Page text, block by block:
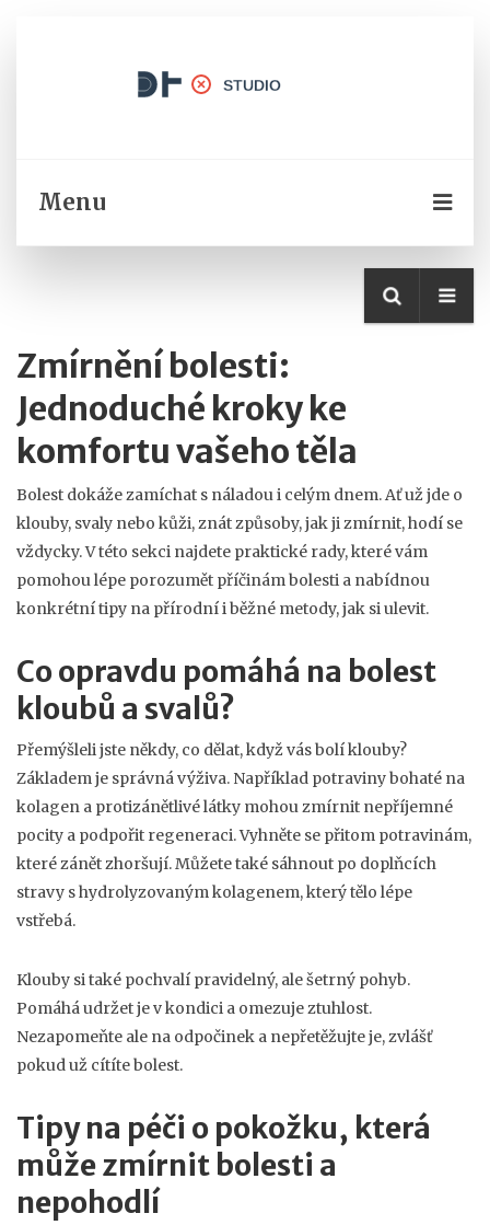
Menu
Zmírnění bolesti:
Jednoduché kroky ke
komfortu vašeho těla
Bolest dokáže zamíchat s náladou i celým dnem. Ať už jde o
klouby, svaly nebo kůži, znát způsoby, jak ji zmírnit, hodí se
vždycky. V této sekci najdete praktické rady, které vám
pomohou lépe porozumět příčinám bolesti a nabídnou
konkrétní tipy na přírodní i běžné metody, jak si ulevit.
Co opravdu pomáhá na bolest
kloubů a svalů?
Přemýšleli jste někdy, co dělat, když vás bolí klouby?
Základem je správná výživa. Například potraviny bohaté na
kolagen a protizánětlivé látky mohou zmírnit nepříjemné
pocity a podpořit regeneraci. Vyhněte se přitom potravinám,
které zánět zhoršují. Můžete také sáhnout po doplňcích
stravy s hydrolyzovaným kolagenem, který tělo lépe
vstřebá.
Klouby si také pochvalí pravidelný, ale šetrný pohyb.
Pomáhá udržet je v kondici a omezuje ztuhlost.
Nezapomeňte ale na odpočinek a nepřetěžujte je, zvlášť
pokud už cítíte bolest.
Tipy na péči o pokožku, která
může zmírnit bolesti a
nepohodlí